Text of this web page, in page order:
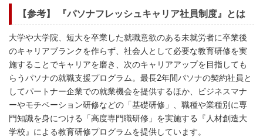
【参考】 『パソナフレッシュキャリア社員制度』とは
大学や大学院、短大を卒業した就職意欲のある未就労者に卒業後
のキャリアブランクを作らず、社会人として必要な教育研修を実
施することでキャリアを磨き、次のキャリアアップを目指しても
らうパソナの就職支援プログラム。最長2年間パソナの契約社員と
してパートナー企業での就業機会を提供するほか、ビジネスマナ
ーやモチベーション研修などの「基礎研修」、職種や業種別に専
門知識を身につける「高度専門職研修」を実施する『人材創造大
学校』による教育研修プログラムを提供しています。